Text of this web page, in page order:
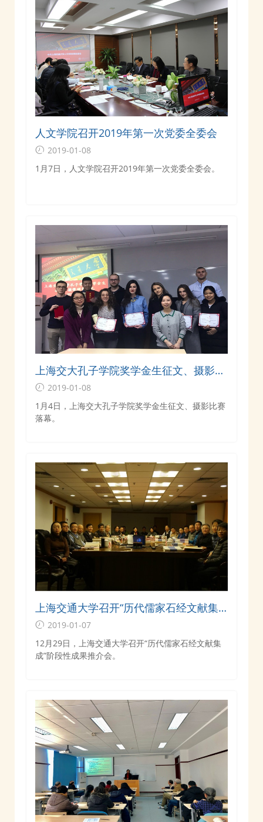
人文学院召开2019年第一次党委全委会
2019-01-08
1月7日，人文学院召开2019年第一次党委全委会。
上海交大孔子学院奖学金生征文、摄影比
赛落幕
2019-01-08
1月4日，上海交大孔子学院奖学金生征文、摄影比赛
落幕。
上海交通大学召开“历代儒家石经文献集
成”阶段性成果推介会
2019-01-07
12月29日，上海交通大学召开“历代儒家石经文献集
成”阶段性成果推介会。